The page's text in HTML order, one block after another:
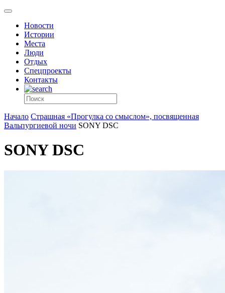
Новости
Истории
Места
Люди
Отдых
Спецпроекты
Контакты
Начало Страшная «Прогулка со смыслом», посвященная
Вальпургиевой ночи SONY DSC
SONY DSC